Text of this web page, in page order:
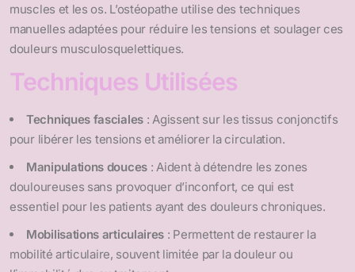
muscles et les os. L’ostéopathe utilise des techniques
manuelles adaptées pour réduire les tensions et soulager ces
douleurs musculosquelettiques.
Techniques Utilisées
Techniques fasciales : Agissent sur les tissus conjonctifs
pour libérer les tensions et améliorer la circulation.
Manipulations douces : Aident à détendre les zones
douloureuses sans provoquer d’inconfort, ce qui est
essentiel pour les patients ayant des douleurs chroniques.
Mobilisations articulaires : Permettent de restaurer la
mobilité articulaire, souvent limitée par la douleur ou